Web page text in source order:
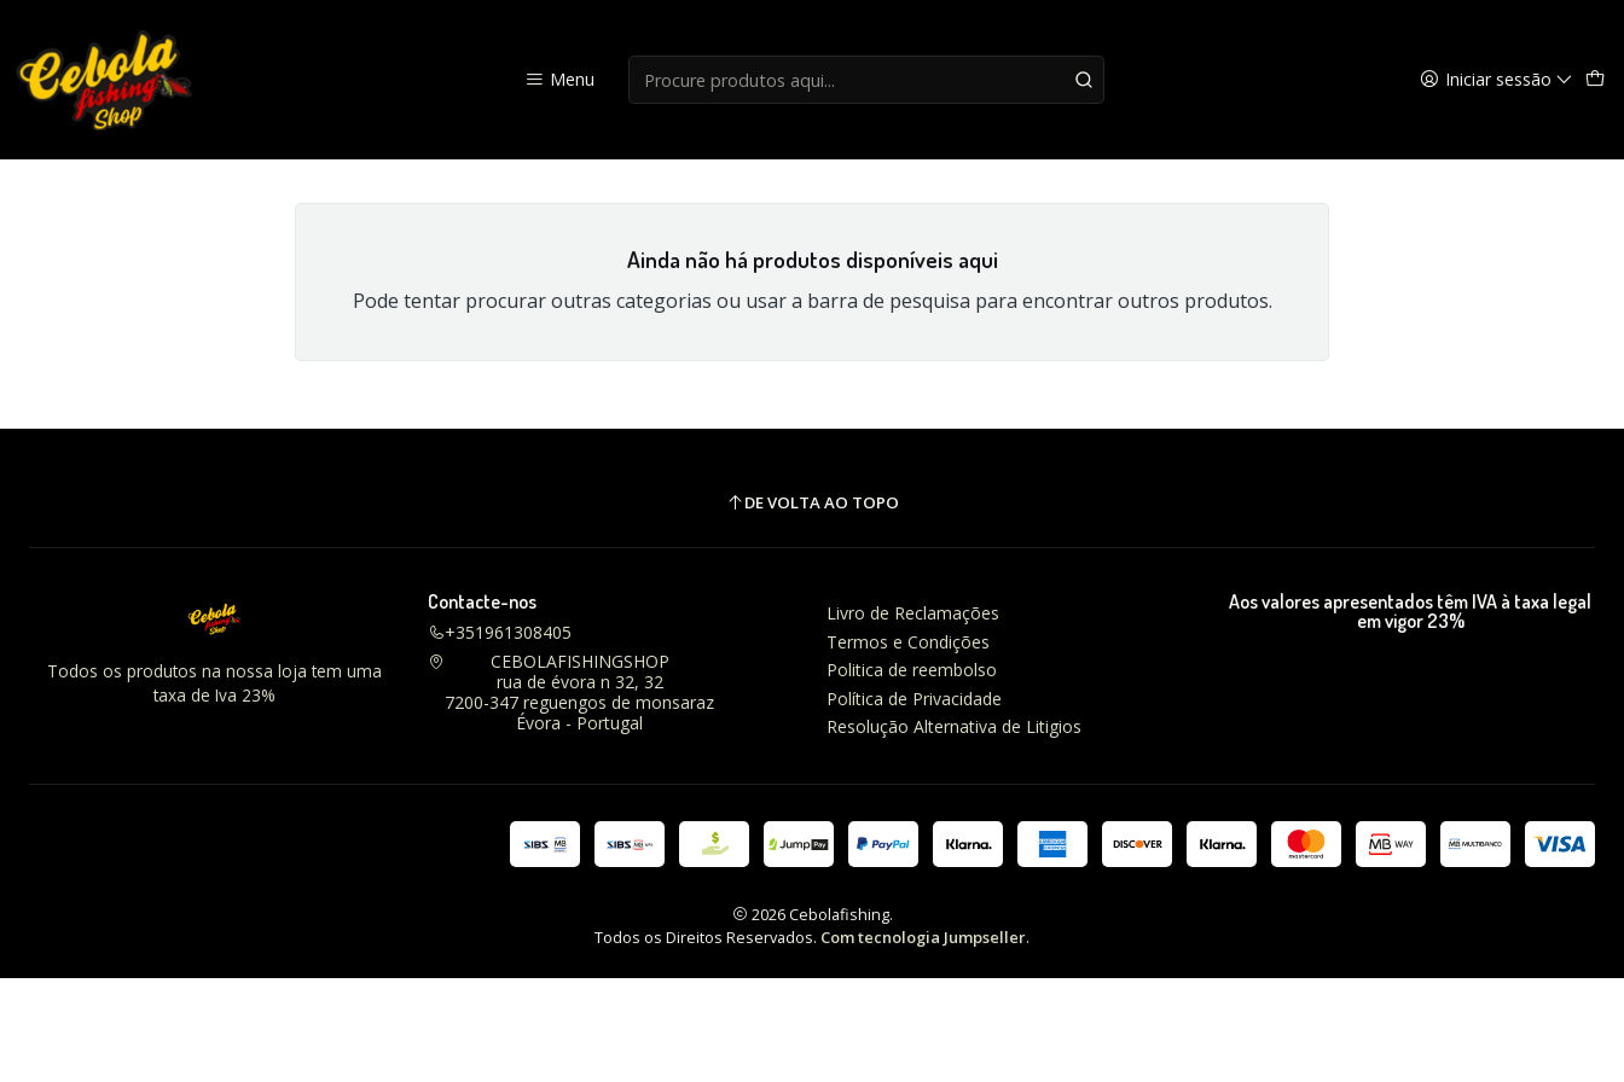
Menu Iniciar sessão
Suportes Carpfishing
Ainda não há produtos disponíveis aqui
Pode tentar procurar outras categorias ou usar a barra de pesquisa para encontrar outros produtos.
DE VOLTA AO TOPO
Todos os produtos na nossa loja tem uma
taxa de Iva 23%
Contacte-nos
+351961308405
CEBOLAFISHINGSHOP
rua de évora n 32, 32
7200-347 reguengos de monsaraz
Évora - Portugal
Livro de Reclamações
Termos e Condições
Politica de reembolso
Política de Privacidade
Resolução Alternativa de Litigios
Aos valores apresentados têm IVA à taxa legal
em vigor 23%
2026 Cebolafishing.
Todos os Direitos Reservados. Com tecnologia Jumpseller.